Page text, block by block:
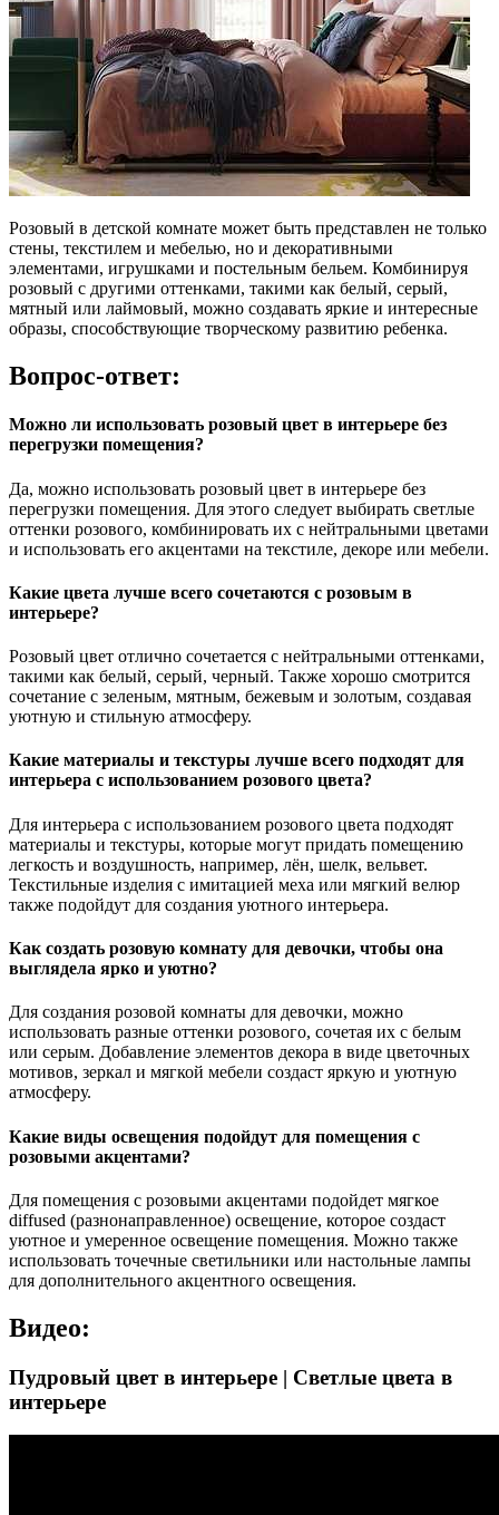
Розовый в детской комнате может быть представлен не только
стены, текстилем и мебелью, но и декоративными
элементами, игрушками и постельным бельем. Комбинируя
розовый с другими оттенками, такими как белый, серый,
мятный или лаймовый, можно создавать яркие и интересные
образы, способствующие творческому развитию ребенка.
Вопрос-ответ:
Можно ли использовать розовый цвет в интерьере без
перегрузки помещения?
Да, можно использовать розовый цвет в интерьере без
перегрузки помещения. Для этого следует выбирать светлые
оттенки розового, комбинировать их с нейтральными цветами
и использовать его акцентами на текстиле, декоре или мебели.
Какие цвета лучше всего сочетаются с розовым в
интерьере?
Розовый цвет отлично сочетается с нейтральными оттенками,
такими как белый, серый, черный. Также хорошо смотрится
сочетание с зеленым, мятным, бежевым и золотым, создавая
уютную и стильную атмосферу.
Какие материалы и текстуры лучше всего подходят для
интерьера с использованием розового цвета?
Для интерьера с использованием розового цвета подходят
материалы и текстуры, которые могут придать помещению
легкость и воздушность, например, лён, шелк, вельвет.
Текстильные изделия с имитацией меха или мягкий велюр
также подойдут для создания уютного интерьера.
Как создать розовую комнату для девочки, чтобы она
выглядела ярко и уютно?
Для создания розовой комнаты для девочки, можно
использовать разные оттенки розового, сочетая их с белым
или серым. Добавление элементов декора в виде цветочных
мотивов, зеркал и мягкой мебели создаст яркую и уютную
атмосферу.
Какие виды освещения подойдут для помещения с
розовыми акцентами?
Для помещения с розовыми акцентами подойдет мягкое
diffused (разнонаправленное) освещение, которое создаст
уютное и умеренное освещение помещения. Можно также
использовать точечные светильники или настольные лампы
для дополнительного акцентного освещения.
Видео:
Пудровый цвет в интерьере | Светлые цвета в
интерьере